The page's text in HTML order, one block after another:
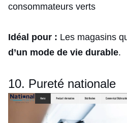
consommateurs verts
Idéal pour : Les magasins
d’un mode de vie durable.
10. Pureté nationale